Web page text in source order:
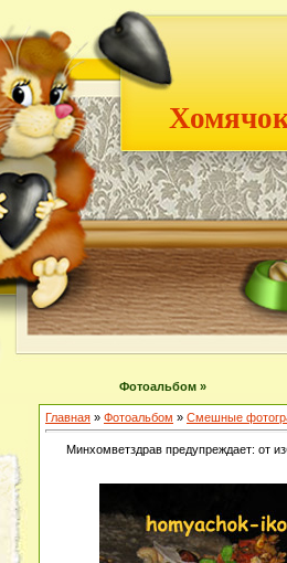
Фотоальбом »
Главная » Фотоальбом » Смешные
Минхомветздрав предупреждает: от